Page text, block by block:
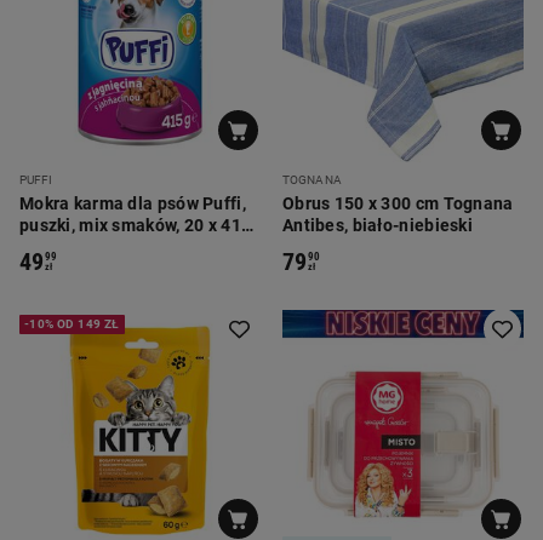
PUFFI
Mokra karma dla psów Puffi,
puszki, mix smaków, 20 x 415
4999
zł
TOGNANA
Obrus 150 x 300 cm Tognana
Antibes, biało-niebieski
7990
zł
-10% OD 149 ZŁ